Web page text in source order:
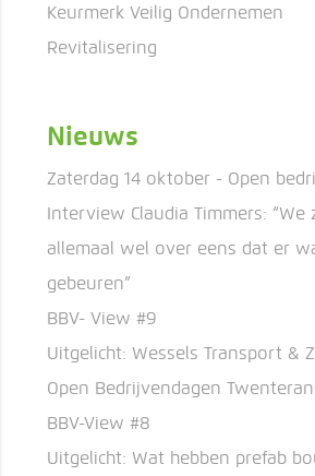
Keurmerk Veilig Ondernemen
Revitalisering
Nieuws
Zaterdag 14 oktober - Open
Interview Claudia Timmers: “We
allemaal wel over eens dat er
gebeuren”
BBV- View #9
Uitgelicht: Wessels Transport &
Open Bedrijvendagen
BBV-View #8
Uitgelicht: Wat hebben prefab